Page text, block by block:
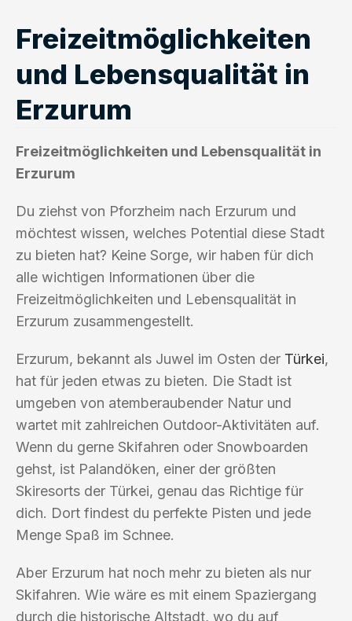
Freizeitmöglichkeiten
und Lebensqualität in
Erzurum
Freizeitmöglichkeiten und Lebensqualität in
Erzurum
Du ziehst von Pforzheim nach Erzurum und
möchtest wissen, welches Potential diese Stadt
zu bieten hat? Keine Sorge, wir haben für dich
alle wichtigen Informationen über die
Freizeitmöglichkeiten und Lebensqualität in
Erzurum zusammengestellt.
Erzurum, bekannt als Juwel im Osten der Türkei,
hat für jeden etwas zu bieten. Die Stadt ist
umgeben von atemberaubender Natur und
wartet mit zahlreichen Outdoor-Aktivitäten auf.
Wenn du gerne Skifahren oder Snowboarden
gehst, ist Palandöken, einer der größten
Skiresorts der Türkei, genau das Richtige für
dich. Dort findest du perfekte Pisten und jede
Menge Spaß im Schnee.
Aber Erzurum hat noch mehr zu bieten als nur
Skifahren. Wie wäre es mit einem Spaziergang
durch die historische Altstadt, wo du auf